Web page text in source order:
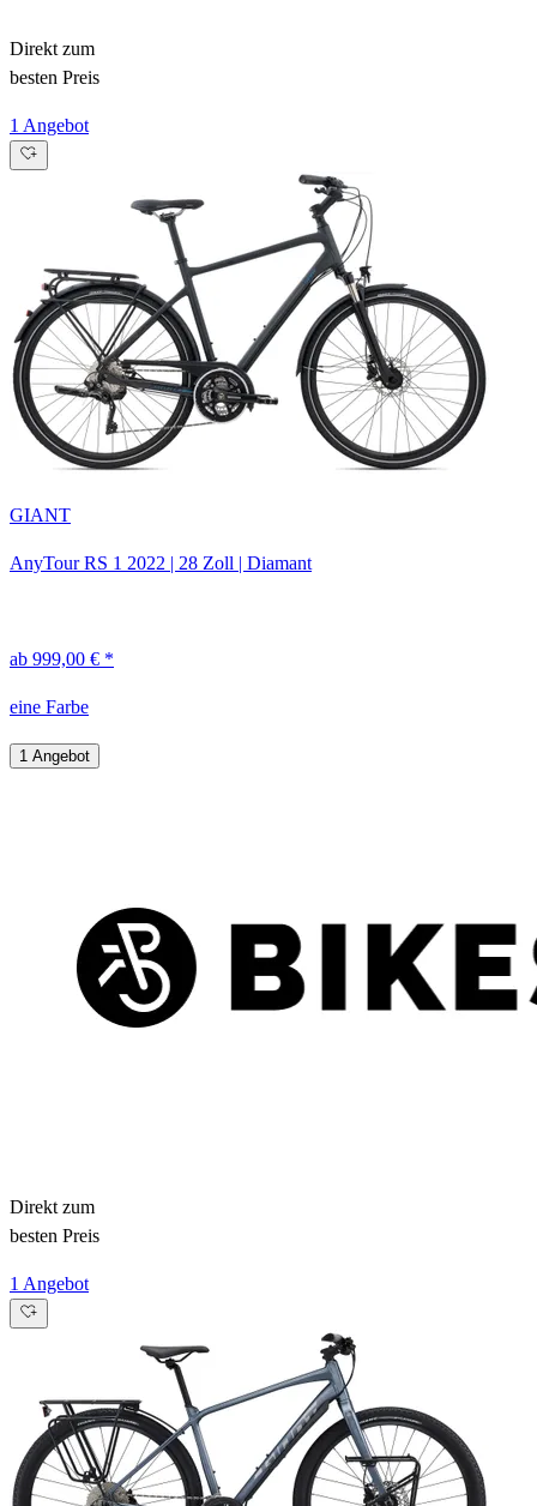
Direkt zum
besten Preis
1 Angebot
GIANT
AnyTour RS 1 2022 | 28 Zoll | Diamant
ab 999,00 € *
eine Farbe
1 Angebot
Direkt zum
besten Preis
1 Angebot